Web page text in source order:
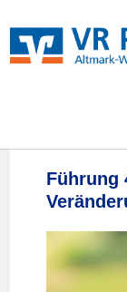
Führung